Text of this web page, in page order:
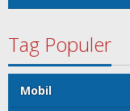
Tag Populer
Mobil